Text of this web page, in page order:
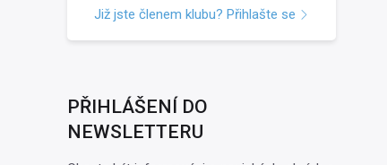
Již jste členem klubu? Přihlašte se
PŘIHLÁŠENÍ DO
NEWSLETTERU